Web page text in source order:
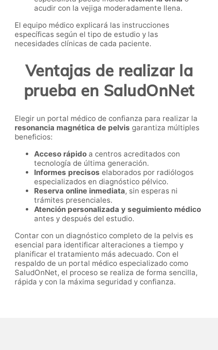
acudir con la vejiga moderadamente llena.
El equipo médico explicará las instrucciones
específicas según el tipo de estudio y las
necesidades clínicas de cada paciente.
Ventajas de realizar la
prueba en SaludOnNet
Elegir un portal médico de confianza para realizar la
resonancia magnética de pelvis garantiza múltiples
beneficios:
Acceso rápido a centros acreditados con
tecnología de última generación.
Informes precisos elaborados por radiólogos
especializados en diagnóstico pélvico.
Reserva online inmediata, sin esperas ni
trámites presenciales.
Atención personalizada y seguimiento médico
antes y después del estudio.
Contar con un diagnóstico completo de la pelvis es
esencial para identificar alteraciones a tiempo y
planificar el tratamiento más adecuado. Con el
respaldo de un portal médico especializado como
SaludOnNet, el proceso se realiza de forma sencilla,
rápida y con la máxima seguridad y confianza.